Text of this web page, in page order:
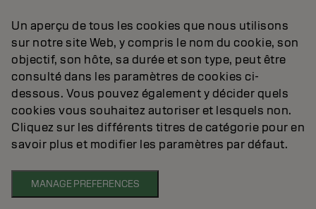
Un aperçu de tous les cookies que nous utilisons
sur notre site Web, y compris le nom du cookie, son
objectif, son hôte, sa durée et son type, peut être
consulté dans les paramètres de cookies ci-
dessous. Vous pouvez également y décider quels
cookies vous souhaitez autoriser et lesquels non.
Cliquez sur les différents titres de catégorie pour en
savoir plus et modifier les paramètres par défaut.
MANAGE PREFERENCES